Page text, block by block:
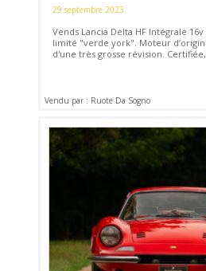
29 septembre 2023
Vends Lancia Delta HF Intégrale
limité "verde york". Moteur
d'une très grosse révision. Certifiée,
Vendu par : Ruote Da Sogno